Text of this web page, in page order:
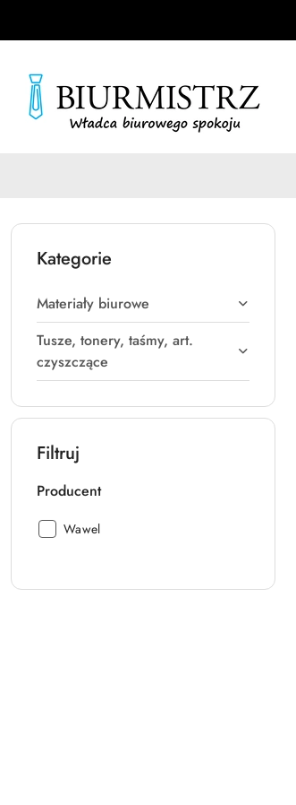
Kategorie
Materiały biurowe
Tusze, tonery, taśmy, art.
czyszczące
Filtruj
Producent
Producent:
Wawel